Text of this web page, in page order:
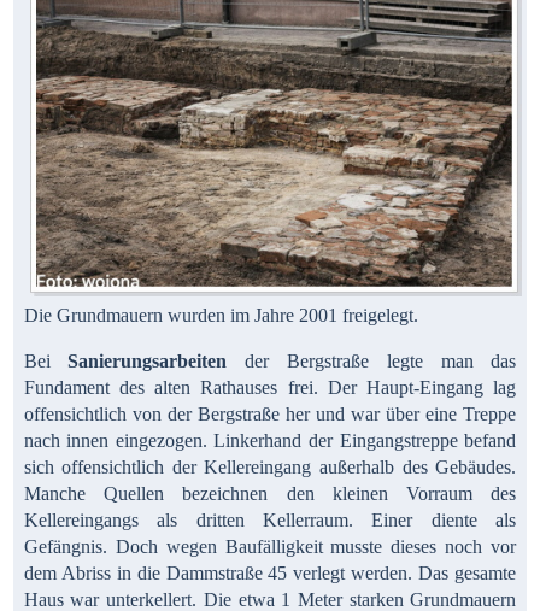
Die Grundmauern wurden im Jahre 2001 freigelegt.
BeiSanierungsarbeiten der Bergstraße legte man das
Fundament des alten Rathauses frei. Der Haupt-Eingang lag
offensichtlich von der Bergstraße her und war über eine Treppe
nach innen eingezogen. Linkerhand der Eingangstreppe befand
sich offensichtlich der Kellereingang außerhalb des Gebäudes.
Manche Quellen bezeichnen den kleinen Vorraum des
Kellereingangs als dritten Kellerraum. Einer diente als
Gefängnis. Doch wegen Baufälligkeit musste dieses noch vor
dem Abriss in die Dammstraße 45 verlegt werden. Das gesamte
Haus war unterkellert. Die etwa 1 Meter starken Grundmauern